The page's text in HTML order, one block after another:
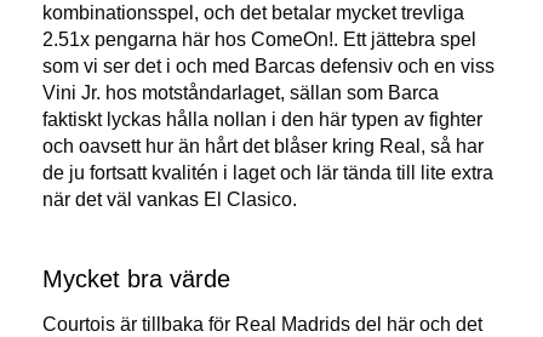
kombinationsspel, och det betalar mycket trevliga
2.51x pengarna här hos ComeOn!. Ett jättebra spel
som vi ser det i och med Barcas defensiv och en viss
Vini Jr. hos motståndarlaget, sällan som Barca
faktiskt lyckas hålla nollan i den här typen av fighter
och oavsett hur än hårt det blåser kring Real, så har
de ju fortsatt kvalitén i laget och lär tända till lite extra
när det väl vankas El Clasico.
Mycket bra värde
Courtois är tillbaka för Real Madrids del här och det